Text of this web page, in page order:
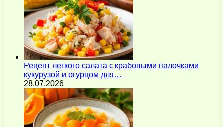
Рецепт легкого салата с крабовыми палочками
кукурузой и огурцом для…
28.07.2026